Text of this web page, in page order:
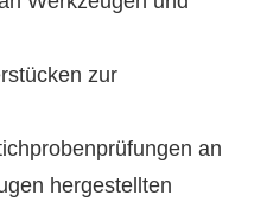
zur
an
hergestellten